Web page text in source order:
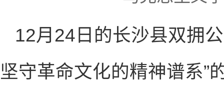
12月24日的长沙县双拥
坚守革命文化的精神谱系”